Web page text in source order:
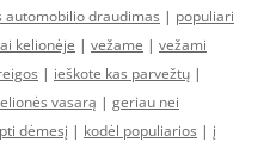
automobilio draudimas | populiari
kelionėje | vežame | vežami
| ieškote kas parvežtų |
vasarą | geriau nei
dėmesį | kodėl populiarios | į